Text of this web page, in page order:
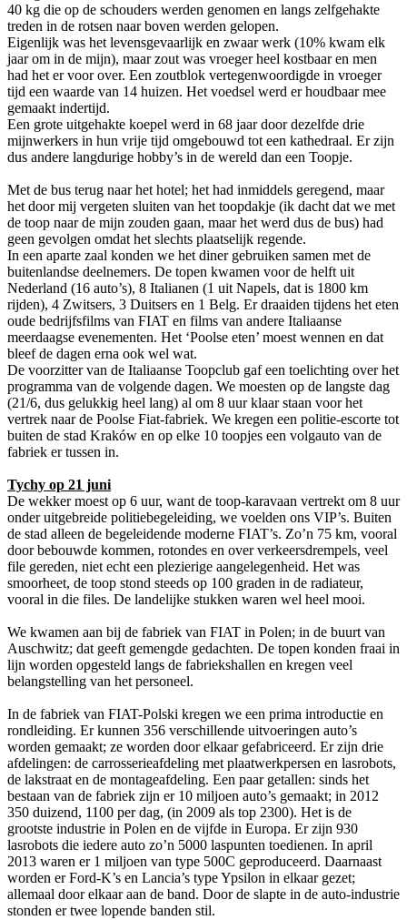
40 kg die op de schouders werden genomen en langs zelfgehakte
treden in de rotsen naar boven werden gelopen.
Eigenlijk was het levensgevaarlijk en zwaar werk (10% kwam elk
jaar om in de mijn), maar zout was vroeger heel kostbaar en men
had het er voor over. Een zoutblok vertegenwoordigde in vroeger
tijd een waarde van 14 huizen. Het voedsel werd er houdbaar mee
gemaakt indertijd.
Een grote uitgehakte koepel werd in 68 jaar door dezelfde drie
mijnwerkers in hun vrije tijd omgebouwd tot een kathedraal. Er zijn
dus andere langdurige hobby’s in de wereld dan een Toopje.
Met de bus terug naar het hotel; het had inmiddels geregend, maar
het door mij vergeten sluiten van het toopdakje (ik dacht dat we met
de toop naar de mijn zouden gaan, maar het werd dus de bus) had
geen gevolgen omdat het slechts plaatselijk regende.
In een aparte zaal konden we het diner gebruiken samen met de
buitenlandse deelnemers. De topen kwamen voor de helft uit
Nederland (16 auto’s), 8 Italianen (1 uit Napels, dat is 1800 km
rijden), 4 Zwitsers, 3 Duitsers en 1 Belg. Er draaiden tijdens het eten
oude bedrijfsfilms van FIAT en films van andere Italiaanse
meerdaagse evenementen. Het ‘Poolse eten’ moest wennen en dat
bleef de dagen erna ook wel wat.
De voorzitter van de Italiaanse Toopclub gaf een toelichting over het
programma van de volgende dagen. We moesten op de langste dag
(21/6, dus gelukkig heel lang) al om 8 uur klaar staan voor het
vertrek naar de Poolse Fiat-fabriek. We kregen een politie-escorte tot
buiten de stad Kraków en op elke 10 toopjes een volgauto van de
fabriek er tussen in.
Tychy op 21 juni
De wekker moest op 6 uur, want de toop-karavaan vertrekt om 8 uur
onder uitgebreide politiebegeleiding, we voelden ons VIP’s. Buiten
de stad alleen de begeleidende moderne FIAT’s. Zo’n 75 km, vooral
door bebouwde kommen, rotondes en over verkeersdrempels, veel
file gereden, niet echt een plezierige aangelegenheid. Het was
smoorheet, de toop stond steeds op 100 graden in de radiateur,
vooral in die files. De landelijke stukken waren wel heel mooi.
We kwamen aan bij de fabriek van FIAT in Polen; in de buurt van
Auschwitz; dat geeft gemengde gedachten. De topen konden fraai in
lijn worden opgesteld langs de fabriekshallen en kregen veel
belangstelling van het personeel.
In de fabriek van FIAT-Polski kregen we een prima introductie en
rondleiding. Er kunnen 356 verschillende uitvoeringen auto’s
worden gemaakt; ze worden door elkaar gefabriceerd. Er zijn drie
afdelingen: de carrosserieafdeling met plaatwerkpersen en lasrobots,
de lakstraat en de montageafdeling. Een paar getallen: sinds het
bestaan van de fabriek zijn er 10 miljoen auto’s gemaakt; in 2012
350 duizend, 1100 per dag, (in 2009 als top 2300). Het is de
grootste industrie in Polen en de vijfde in Europa. Er zijn 930
lasrobots die iedere auto zo’n 5000 laspunten toedienen. In april
2013 waren er 1 miljoen van type 500C geproduceerd. Daarnaast
worden er Ford-K’s en Lancia’s type Ypsilon in elkaar gezet;
allemaal door elkaar aan de band. Door de slapte in de auto-industrie
stonden er twee lopende banden stil.